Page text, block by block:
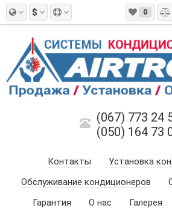
$ 0
(067) 773 24
(050) 164 73
Контакты
Установка
Обслуживание кондиционеров
Гарантия
О нас Галерея